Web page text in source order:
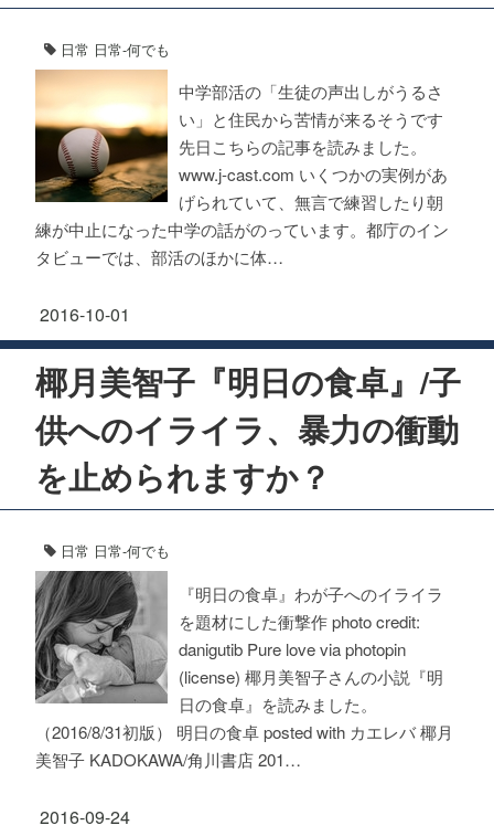
日常 日常-何でも
中学部活の「生徒の声出しがうるさ
い」と住民から苦情が来るそうです
先日こちらの記事を読みました。
www.j-cast.com いくつかの実例があ
げられていて、無言で練習したり朝
練が中止になった中学の話がのっています。都庁のイン
タビューでは、部活のほかに体…
2016-10-01
椰月美智子『明日の食卓』/子
供へのイライラ、暴力の衝動
を止められますか？
日常 日常-何でも
『明日の食卓』わが子へのイライラ
を題材にした衝撃作 photo credit:
danigutib Pure love via photopin
(license) 椰月美智子さんの小説『明
日の食卓』を読みました。
（2016/8/31初版） 明日の食卓 posted with カエレバ 椰月
美智子 KADOKAWA/角川書店 201…
2016-09-24